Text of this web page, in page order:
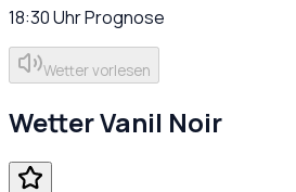
18:30UhrPrognose
Wetter vorlesen
WetterVanil Noir